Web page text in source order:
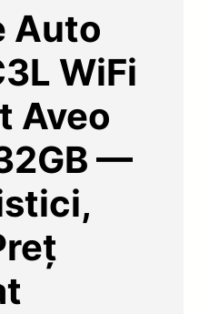
Auto
WiFi
Aveo
—